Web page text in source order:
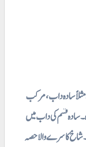
سادہ داب ، مرکب
سادہ قسم کی داب میں
شاخ کا سرے والا حصہ